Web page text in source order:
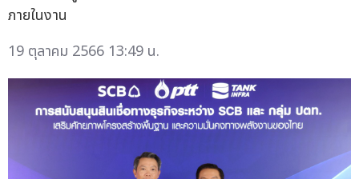
ภายในงาน
19 ตุลาคม 2566 13:49 น.